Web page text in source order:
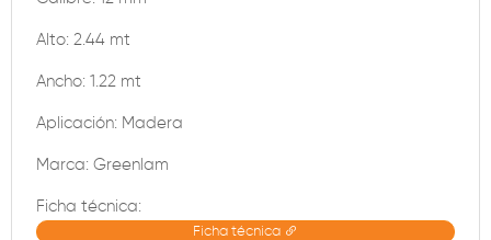
Alto: 2.44 mt
Ancho: 1.22 mt
Aplicación: Madera
Marca: Greenlam
Ficha técnica:
Ficha técnica